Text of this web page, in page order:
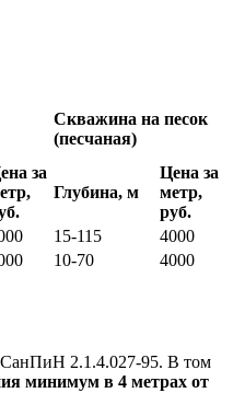
Скважина на песок
(песчаная)
за
Глубина, м
Цена за
метр,
руб.
15-115
4000
10-70
4000
2.1.4.027-95. В том
минимум в 4 метрах от